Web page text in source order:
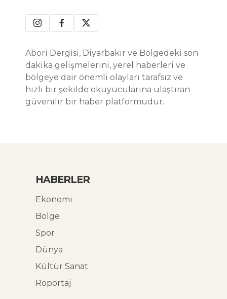
Abori Dergisi, Diyarbakır ve Bölgedeki son
dakika gelişmelerini, yerel haberleri ve
bölgeye dair önemli olayları tarafsız ve
hızlı bir şekilde okuyucularına ulaştıran
güvenilir bir haber platformudur.
HABERLER
Ekonomi
Bölge
Spor
Dünya
Kültür Sanat
Röportaj